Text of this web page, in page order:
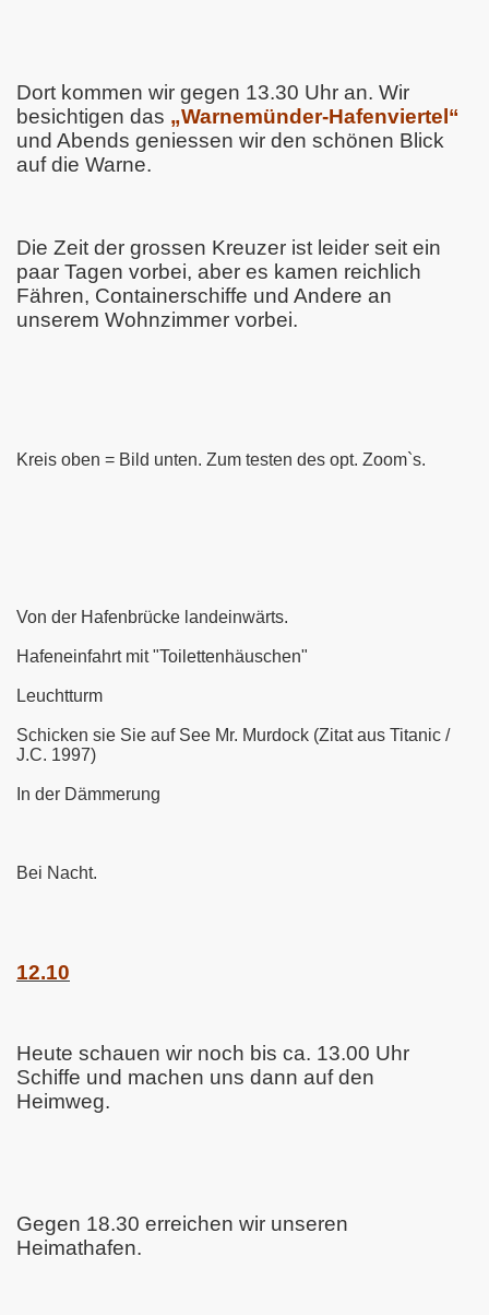
Dort kommen wir gegen 13.30 Uhr an. Wir
besichtigen das „Warnemünder-Hafenviertel“
und Abends geniessen wir den schönen Blick
auf die Warne.
Die Zeit der grossen Kreuzer ist leider seit ein
paar Tagen vorbei, aber es kamen reichlich
Fähren, Containerschiffe und Andere an
unserem Wohnzimmer vorbei.
Kreis oben = Bild unten. Zum testen des opt. Zoom`s.
Von der Hafenbrücke landeinwärts.
Hafeneinfahrt mit "Toilettenhäuschen"
Leuchtturm
Schicken sie Sie auf See Mr. Murdock (Zitat aus Titanic /
J.C. 1997)
In der Dämmerung
Bei Nacht.
12.10
Heute schauen wir noch bis ca. 13.00 Uhr
Schiffe und machen uns dann auf den
Heimweg.
Gegen 18.30 erreichen wir unseren
Heimathafen.